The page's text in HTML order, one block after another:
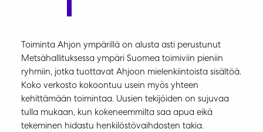
Toiminta Ahjon ympärillä on alusta asti perustunut
Metsähallituksessa ympäri Suomea toimiviin pieniin
ryhmiin, jotka tuottavat Ahjoon mielenkiintoista sisältöä.
Koko verkosto kokoontuu usein myös yhteen
kehittämään toimintaa. Uusien tekijöiden on sujuvaa
tulla mukaan, kun kokeneemmilta saa apua eikä
tekeminen hidastu henkilöstövaihdosten takia.